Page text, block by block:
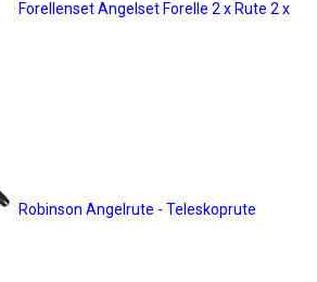
Forellenset Angelset Forelle 2 x Rute 2 x
Robinson Angelrute - Teleskoprute